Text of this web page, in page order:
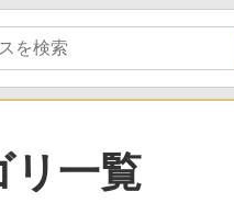
リ一覧